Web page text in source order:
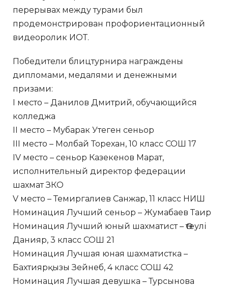
перерывах между турами был
продемонстрирован профориентационный
видеоролик ИОТ.
Победители блицтурнира награждены
дипломами, медалями и денежными
призами:
I место – Данилов Дмитрий, обучающийся
колледжа
II место – Мубарак Утеген сеньор
III место – Молбай Торехан, 10 класс СОШ 17
IV место – сеньор Казекенов Марат,
исполнительный директор федерации
шахмат ЗКО
V место – Темиргалиев Санжар, 11 класс НИШ
Номинация Лучший сеньор – Жумабаев Таир
Номинация Лучший юный шахматист – Өтеулі
Данияр, 3 класс СОШ 21
Номинация Лучшая юная шахматистка –
Бахтиярқызы Зейнеб, 4 класс СОШ 42
Номинация Лучшая девушка – Турсынова